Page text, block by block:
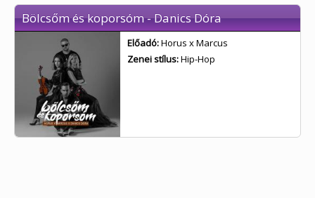
Bölcsőm és koporsóm - Danics Dóra
Előadó:Horus x Marcus
Zenei stílus:Hip-Hop